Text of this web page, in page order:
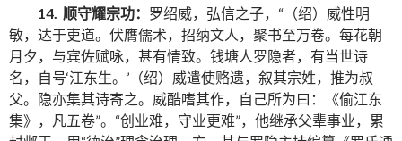
14. 顺守耀宗功： 罗绍威，弘信之子，“（绍）威性明
敏，达于吏道。伏膺儒术，招纳文人，聚书至万卷。每花朝
月夕，与宾佐赋咏，甚有情致。钱塘人罗隐者，有当世诗
名，自号‘江东生。’（绍）威遣使赂遗，叙其宗姓，推为叔
父。隐亦集其诗寄之。威酷嗜其作，自己所为曰：《偷江东
集》，凡五卷”。“创业难，守业更难”，他继承父辈事业，累